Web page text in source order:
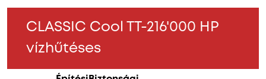
CLASSIC Cool TT-216'000 HP
vízhűtéses